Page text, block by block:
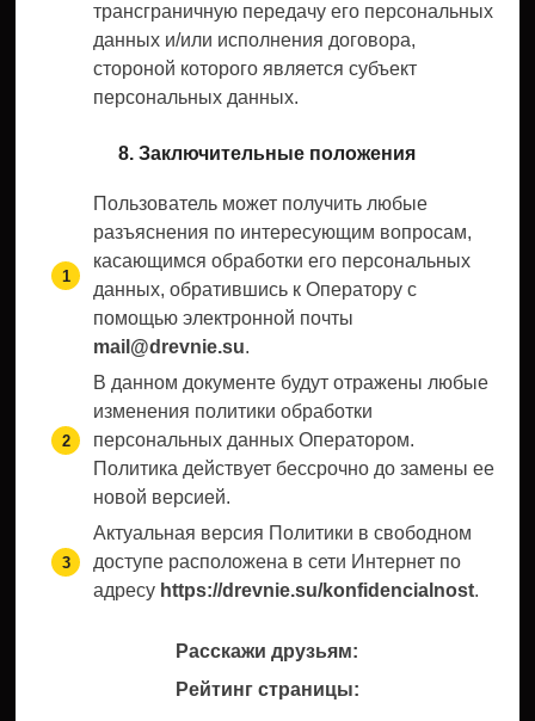
трансграничную передачу его персональных
данных и/или исполнения договора,
стороной которого является субъект
персональных данных.
8. Заключительные положения
Пользователь может получить любые
разъяснения по интересующим вопросам,
касающимся обработки его персональных
данных, обратившись к Оператору с
помощью электронной почты
mail@drevnie.su.
В данном документе будут отражены любые
изменения политики обработки
персональных данных Оператором.
Политика действует бессрочно до замены ее
новой версией.
Актуальная версия Политики в свободном
доступе расположена в сети Интернет по
адресу https://drevnie.su/konfidencialnost.
Расскажи друзьям:
Рейтинг страницы: